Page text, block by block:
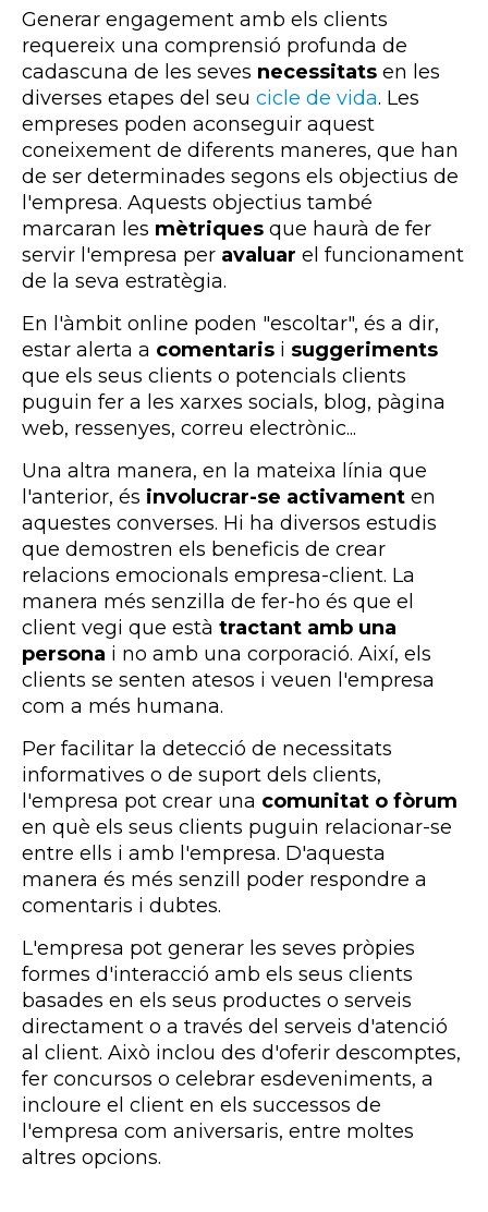
Generar engagement amb els clients
requereix una comprensió profunda de
cadascuna de les seves necessitats en les
diverses etapes del seu cicle de vida. Les
empreses poden aconseguir aquest
coneixement de diferents maneres, que han
de ser determinades segons els objectius de
l'empresa. Aquests objectius també
marcaran les mètriques que haurà de fer
servir l'empresa per avaluar el funcionament
de la seva estratègia.
En l'àmbit online poden "escoltar", és a dir,
estar alerta a comentaris i suggeriments
que els seus clients o potencials clients
puguin fer a les xarxes socials, blog, pàgina
web, ressenyes, correu electrònic...
Una altra manera, en la mateixa línia que
l'anterior, és involucrar-se activament en
aquestes converses. Hi ha diversos estudis
que demostren els beneficis de crear
relacions emocionals empresa-client. La
manera més senzilla de fer-ho és que el
client vegi que està tractant amb una
persona i no amb una corporació. Així, els
clients se senten atesos i veuen l'empresa
com a més humana.
Per facilitar la detecció de necessitats
informatives o de suport dels clients,
l'empresa pot crear una comunitat o fòrum
en què els seus clients puguin relacionar-se
entre ells i amb l'empresa. D'aquesta
manera és més senzill poder respondre a
comentaris i dubtes.
L'empresa pot generar les seves pròpies
formes d'interacció amb els seus clients
basades en els seus productes o serveis
directament o a través del serveis d'atenció
al client. Això inclou des d'oferir descomptes,
fer concursos o celebrar esdeveniments, a
incloure el client en els successos de
l'empresa com aniversaris, entre moltes
altres opcions.